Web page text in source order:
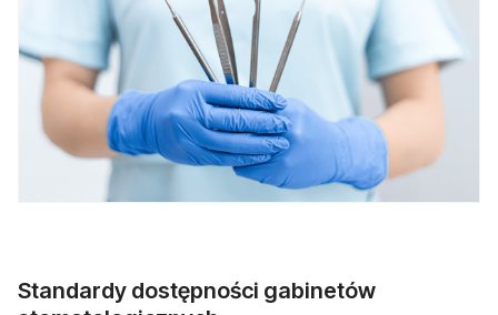
Standardy dostępności gabinetów